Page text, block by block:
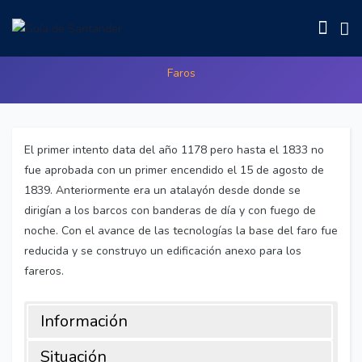
Faro de Cabo Mayor
Faros
El primer intento data del año 1178 pero hasta el 1833 no
fue aprobada con un primer encendido el 15 de agosto de
1839. Anteriormente era un atalayón desde donde se
dirigían a los barcos con banderas de día y con fuego de
noche. Con el avance de las tecnologías la base del faro fue
reducida y se construyo un edificación anexo para los
fareros.
Información
Situación